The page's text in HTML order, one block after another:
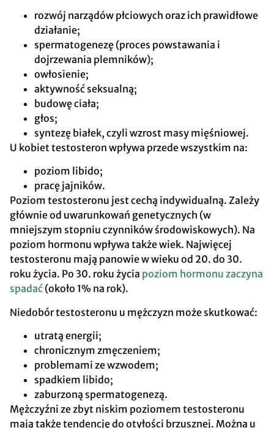
rozwój narządów płciowych oraz ich prawidłowe
działanie;
spermatogenezę (proces powstawania i
dojrzewania plemników);
owłosienie;
aktywność seksualną;
budowę ciała;
głos;
syntezę białek, czyli wzrost masy mięśniowej.
U kobiet testosteron wpływa przede wszystkim na:
poziom libido;
pracę jajników.
Poziom testosteronu jest cechą indywidualną. Zależy
głównie od uwarunkowań genetycznych (w
mniejszym stopniu czynników środowiskowych). Na
poziom hormonu wpływa także wiek. Najwięcej
testosteronu mają panowie w wieku od 20. do 30.
roku życia. Po 30. roku życia poziom hormonu zaczyna
spadać (około 1% na rok).
Niedobór testosteronu u mężczyzn może skutkować:
utratą energii;
chronicznym zmęczeniem;
problemami ze wzwodem;
spadkiem libido;
zaburzoną spermatogenezą.
Mężczyźni ze zbyt niskim poziomem testosteronu
mają także tendencję do otyłości brzusznej. Można u